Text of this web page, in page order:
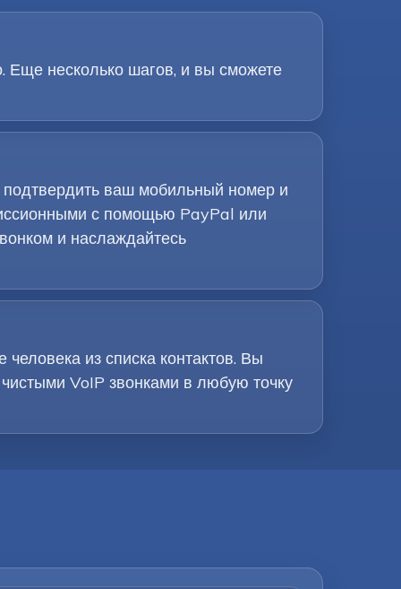
Еще несколько шагов, и вы сможете
ваш мобильный номер и
с помощью PayPal или
и наслаждайтесь
из списка контактов. Вы
VoIP звонками в любую точку